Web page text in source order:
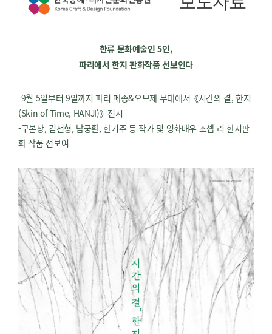
한류 문화예술인5인,
파리에서 한지 판화작품 선보인다
-9월 5일부터 9일까지 파리 메종&오브제 무대에서《시간의 결, 한지
(Skin of Time, HANJI)》전시
-구본창, 김선형, 남궁환, 한기주 등 작가 및 영화배우 조셉 리 한지판
화 작품 선보여